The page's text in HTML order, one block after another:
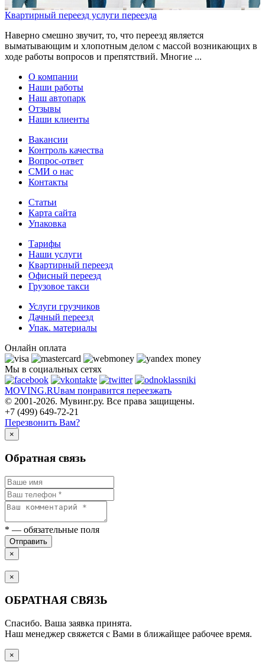
Квартирный переезд услуги переезда
Наверно смешно звучит, то, что переезд является
выматывающим и хлопотным делом с массой возникающих в
ходе работы вопросов и препятствий. Многие ...
О компании
Наши работы
Наш автопарк
Отзывы
Наши клиенты
Вакансии
Контроль качества
Вопрос-ответ
СМИ о нас
Контакты
Статьи
Карта сайта
Упаковка
Тарифы
Наши услуги
Квартирный переезд
Офисный переезд
Грузовое такси
Услуги грузчиков
Дачный переезд
Упак. материалы
Онлайн оплата
Мы в социальных сетях
MOVING.RUвам понравится переезжать
© 2001-2026. Мувинг.ру. Все права защищены.
+7 (499) 649-72-21
Перезвонить Вам?
×
Обратная связь
* — обязательные поля
Отправить
×
×
ОБРАТНАЯ СВЯЗЬ
Спасибо. Ваша заявка принята.
Наш менеджер свяжется с Вами в ближайщее рабочее время.
×